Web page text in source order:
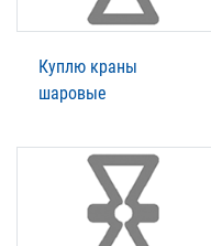
Куплю краны
шаровые